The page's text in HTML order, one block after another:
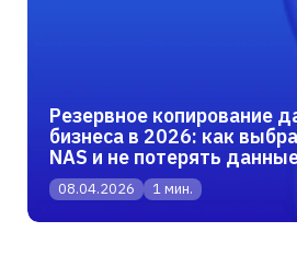
08.04.2026 1 мин.
Резервное копирование
бизнеса в 2026: как
NAS и не потерять